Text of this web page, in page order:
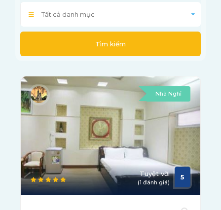
Tất cả danh mục
Tìm kiếm
Nhà Nghỉ
Tuyệt vời
(1 đánh giá)
5